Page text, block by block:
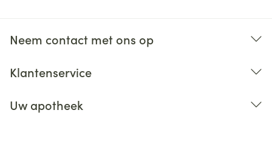
Neem contact met ons op
Klantenservice
Uw apotheek